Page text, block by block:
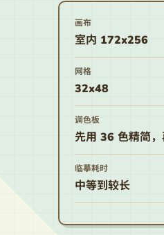
画布
室内 172x256
网格
32x48
调色板
先用 36 色精简
临摹耗时
中等到较长